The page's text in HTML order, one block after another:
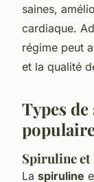
saines,
cardiaque.
régime peut
et la qualité
Types
Spiruline
La spiruline